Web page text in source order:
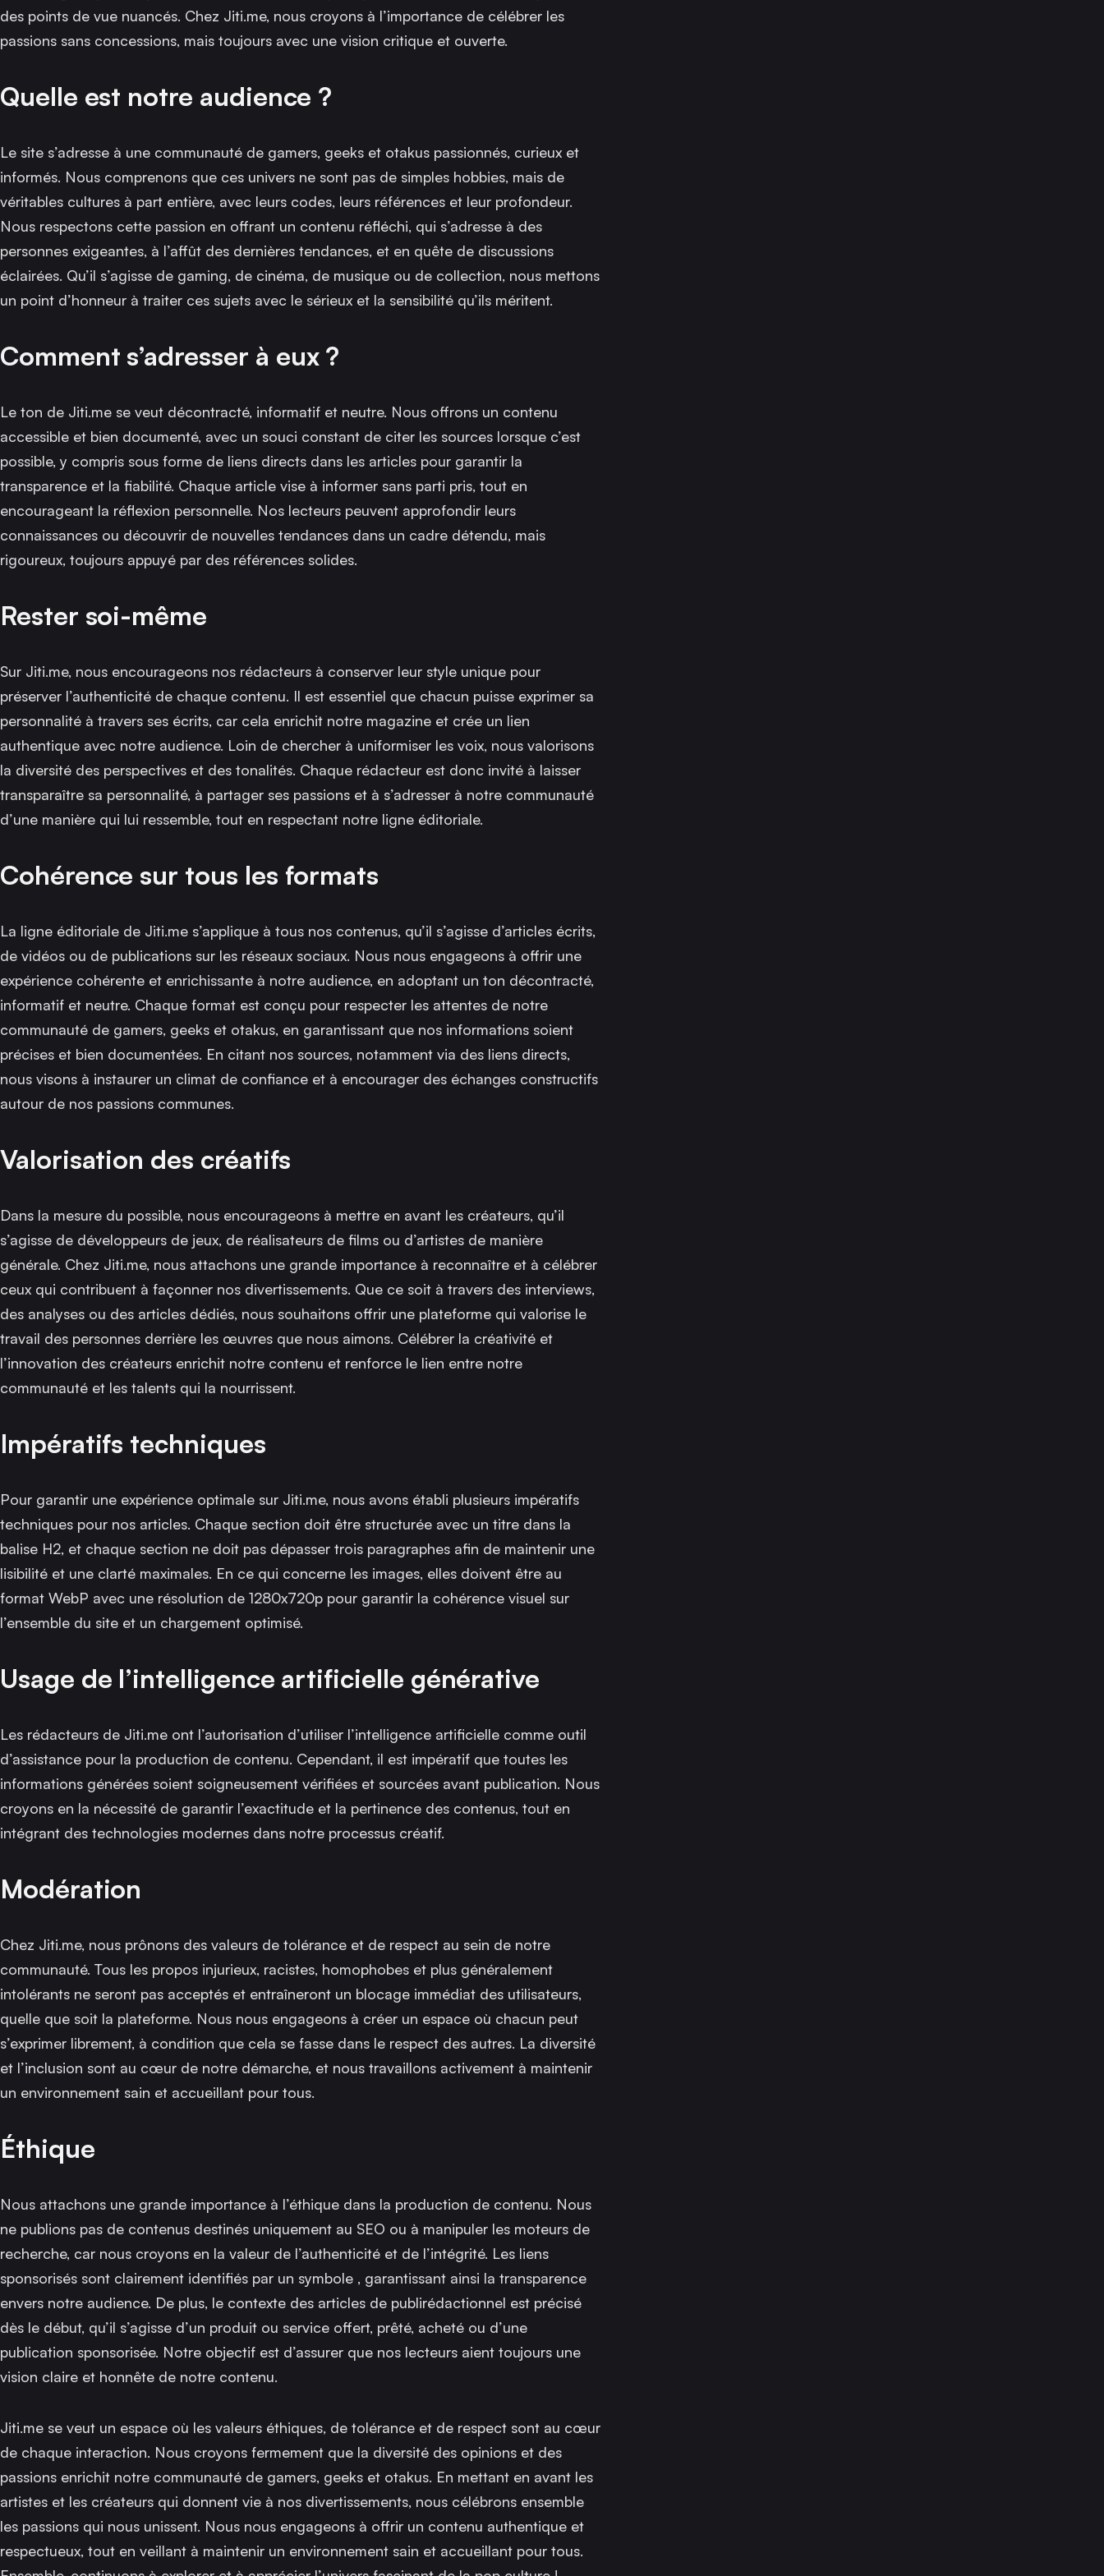
des points de vue nuancés. Chez Jiti.me, nous croyons à l’importance de célébrer les
passions sans concessions, mais toujours avec une vision critique et ouverte.
Quelle est notre audience ?
Le site s’adresse à une communauté de gamers, geeks et otakus passionnés, curieux et
informés. Nous comprenons que ces univers ne sont pas de simples hobbies, mais de
véritables cultures à part entière, avec leurs codes, leurs références et leur profondeur.
Nous respectons cette passion en offrant un contenu réfléchi, qui s’adresse à des
personnes exigeantes, à l’affût des dernières tendances, et en quête de discussions
éclairées. Qu’il s’agisse de gaming, de cinéma, de musique ou de collection, nous mettons
un point d’honneur à traiter ces sujets avec le sérieux et la sensibilité qu’ils méritent.
Comment s’adresser à eux ?
Le ton de Jiti.me se veut décontracté, informatif et neutre. Nous offrons un contenu
accessible et bien documenté, avec un souci constant de citer les sources lorsque c’est
possible, y compris sous forme de liens directs dans les articles pour garantir la
transparence et la fiabilité. Chaque article vise à informer sans parti pris, tout en
encourageant la réflexion personnelle. Nos lecteurs peuvent approfondir leurs
connaissances ou découvrir de nouvelles tendances dans un cadre détendu, mais
rigoureux, toujours appuyé par des références solides.
Rester soi-même
Sur Jiti.me, nous encourageons nos rédacteurs à conserver leur style unique pour
préserver l’authenticité de chaque contenu. Il est essentiel que chacun puisse exprimer sa
personnalité à travers ses écrits, car cela enrichit notre magazine et crée un lien
authentique avec notre audience. Loin de chercher à uniformiser les voix, nous valorisons
la diversité des perspectives et des tonalités. Chaque rédacteur est donc invité à laisser
transparaître sa personnalité, à partager ses passions et à s’adresser à notre communauté
d’une manière qui lui ressemble, tout en respectant notre ligne éditoriale.
Cohérence sur tous les formats
La ligne éditoriale de Jiti.me s’applique à tous nos contenus, qu’il s’agisse d’articles écrits,
de vidéos ou de publications sur les réseaux sociaux. Nous nous engageons à offrir une
expérience cohérente et enrichissante à notre audience, en adoptant un ton décontracté,
informatif et neutre. Chaque format est conçu pour respecter les attentes de notre
communauté de gamers, geeks et otakus, en garantissant que nos informations soient
précises et bien documentées. En citant nos sources, notamment via des liens directs,
nous visons à instaurer un climat de confiance et à encourager des échanges constructifs
autour de nos passions communes.
Valorisation des créatifs
Dans la mesure du possible, nous encourageons à mettre en avant les créateurs, qu’il
s’agisse de développeurs de jeux, de réalisateurs de films ou d’artistes de manière
générale. Chez Jiti.me, nous attachons une grande importance à reconnaître et à célébrer
ceux qui contribuent à façonner nos divertissements. Que ce soit à travers des interviews,
des analyses ou des articles dédiés, nous souhaitons offrir une plateforme qui valorise le
travail des personnes derrière les œuvres que nous aimons. Célébrer la créativité et
l’innovation des créateurs enrichit notre contenu et renforce le lien entre notre
communauté et les talents qui la nourrissent.
Impératifs techniques
Pour garantir une expérience optimale sur Jiti.me, nous avons établi plusieurs impératifs
techniques pour nos articles. Chaque section doit être structurée avec un titre dans la
balise H2, et chaque section ne doit pas dépasser trois paragraphes afin de maintenir une
lisibilité et une clarté maximales. En ce qui concerne les images, elles doivent être au
format WebP avec une résolution de 1280x720p pour garantir la cohérence visuel sur
l’ensemble du site et un chargement optimisé.
Usage de l’intelligence artificielle générative
Les rédacteurs de Jiti.me ont l’autorisation d’utiliser l’intelligence artificielle comme outil
d’assistance pour la production de contenu. Cependant, il est impératif que toutes les
informations générées soient soigneusement vérifiées et sourcées avant publication. Nous
croyons en la nécessité de garantir l’exactitude et la pertinence des contenus, tout en
intégrant des technologies modernes dans notre processus créatif.
Modération
Chez Jiti.me, nous prônons des valeurs de tolérance et de respect au sein de notre
communauté. Tous les propos injurieux, racistes, homophobes et plus généralement
intolérants ne seront pas acceptés et entraîneront un blocage immédiat des utilisateurs,
quelle que soit la plateforme. Nous nous engageons à créer un espace où chacun peut
s’exprimer librement, à condition que cela se fasse dans le respect des autres. La diversité
et l’inclusion sont au cœur de notre démarche, et nous travaillons activement à maintenir
un environnement sain et accueillant pour tous.
Éthique
Nous attachons une grande importance à l’éthique dans la production de contenu. Nous
ne publions pas de contenus destinés uniquement au SEO ou à manipuler les moteurs de
recherche, car nous croyons en la valeur de l’authenticité et de l’intégrité. Les liens
sponsorisés sont clairement identifiés par un symbole , garantissant ainsi la transparence
envers notre audience. De plus, le contexte des articles de publirédactionnel est précisé
dès le début, qu’il s’agisse d’un produit ou service offert, prêté, acheté ou d’une
publication sponsorisée. Notre objectif est d’assurer que nos lecteurs aient toujours une
vision claire et honnête de notre contenu.
Jiti.me se veut un espace où les valeurs éthiques, de tolérance et de respect sont au cœur
de chaque interaction. Nous croyons fermement que la diversité des opinions et des
passions enrichit notre communauté de gamers, geeks et otakus. En mettant en avant les
artistes et les créateurs qui donnent vie à nos divertissements, nous célébrons ensemble
les passions qui nous unissent. Nous nous engageons à offrir un contenu authentique et
respectueux, tout en veillant à maintenir un environnement sain et accueillant pour tous.